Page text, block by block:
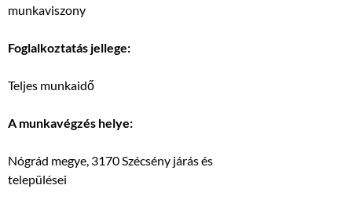
munkaviszony
Foglalkoztatás jellege:
Teljes munkaidő
A munkavégzés helye:
Nógrád megye, 3170 Szécsény járás és
települései